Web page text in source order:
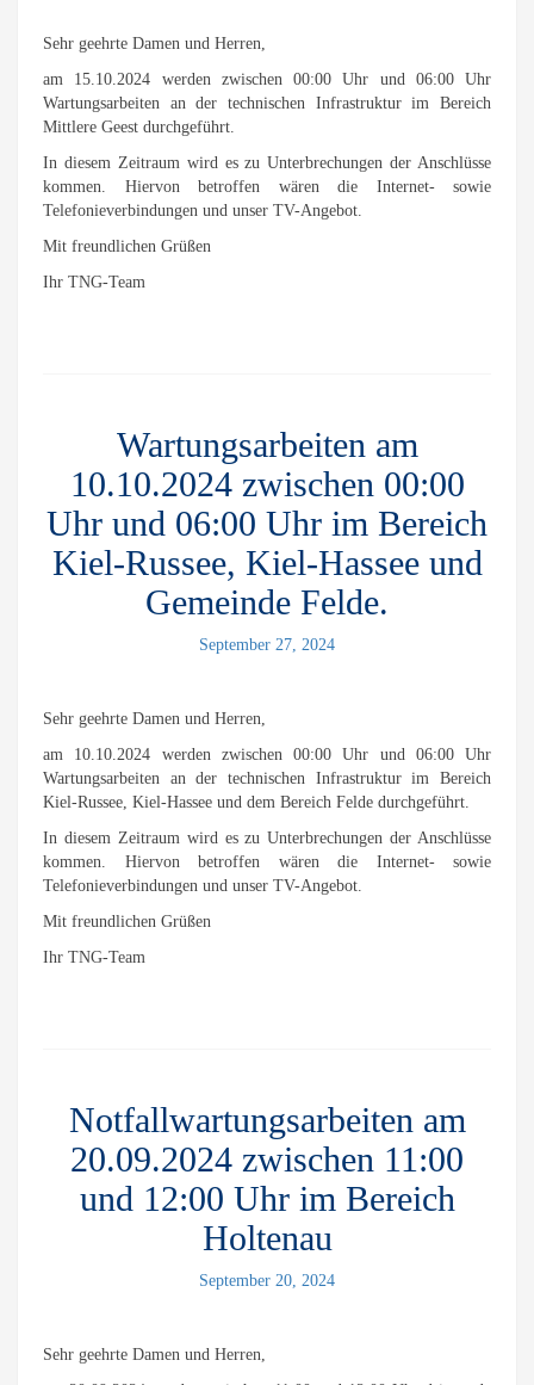
Sehr geehrte Damen und Herren,
am 15.10.2024 werden zwischen 00:00 Uhr und 06:00 Uhr
Wartungsarbeiten an der technischen Infrastruktur im Bereich
Mittlere Geest durchgeführt.
In diesem Zeitraum wird es zu Unterbrechungen der Anschlüsse
kommen. Hiervon betroffen wären die Internet- sowie
Telefonieverbindungen und unser TV-Angebot.
Mit freundlichen Grüßen
Ihr TNG-Team
Wartungsarbeiten am
10.10.2024 zwischen 00:00
Uhr und 06:00 Uhr im Bereich
Kiel-Russee, Kiel-Hassee und
Gemeinde Felde.
September 27, 2024
Sehr geehrte Damen und Herren,
am 10.10.2024 werden zwischen 00:00 Uhr und 06:00 Uhr
Wartungsarbeiten an der technischen Infrastruktur im Bereich
Kiel-Russee, Kiel-Hassee und dem Bereich Felde durchgeführt.
In diesem Zeitraum wird es zu Unterbrechungen der Anschlüsse
kommen. Hiervon betroffen wären die Internet- sowie
Telefonieverbindungen und unser TV-Angebot.
Mit freundlichen Grüßen
Ihr TNG-Team
Notfallwartungsarbeiten am
20.09.2024 zwischen 11:00
und 12:00 Uhr im Bereich
Holtenau
September 20, 2024
Sehr geehrte Damen und Herren,